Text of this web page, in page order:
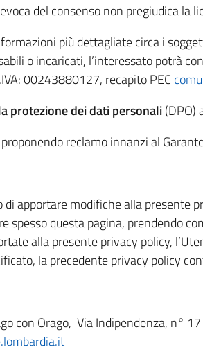
del consenso non pregiudica
più dettagliate circa i
o incaricati, l’interessato potrà
00243880127, recapito PEC
protezione dei dati personali(DPO)
reclamo innanzi al
apportare modifiche alla presente
spesso questa pagina, prendendo
alla presente privacy policy,
la precedente privacy policy
con Orago, Via Indipendenza, n°